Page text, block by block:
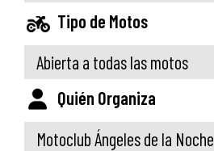
Tipo de Motos
Abierta a todas las motos
Quién Organiza
Motoclub Ángeles de la Noche